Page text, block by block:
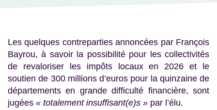
Les quelques contreparties annoncées par François
Bayrou, à savoir la possibilité pour les collectivités
de revaloriser les impôts locaux en 2026 et le
soutien de 300 millions d’euros pour la quinzaine de
départements en grande difficulté financière, sont
jugées « totalement insuffisant(e)s » par l’élu.